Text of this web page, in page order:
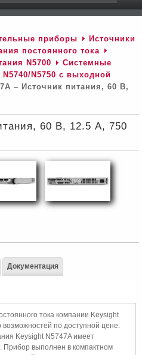
приборы
Источники
постоянного тока
N5700
Системные
N5750 c выходной
– Источник питания, 60 В,
60 В, 12.5 А, 750
тока компании Keysight
по доступной цене.
Keysight N5747A имеет
выполнен в компактном
Документация